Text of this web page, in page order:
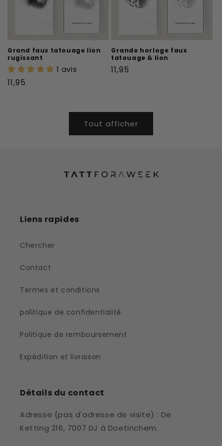
Grand faux tatouage lion
rugissant
1 avis
Prix
11,95
Grande horloge faux
tatouage & lion
Prix
11,95
Tout afficher
Liens rapides
Chercher
Contact
Termes et conditions
politique de confidentialité
Politique de remboursement
Expédition et livraison
Détails du contact
Adresse (pas d'adresse de visite) : De
Ketting 216, 7007 DJ à Doetinchem.